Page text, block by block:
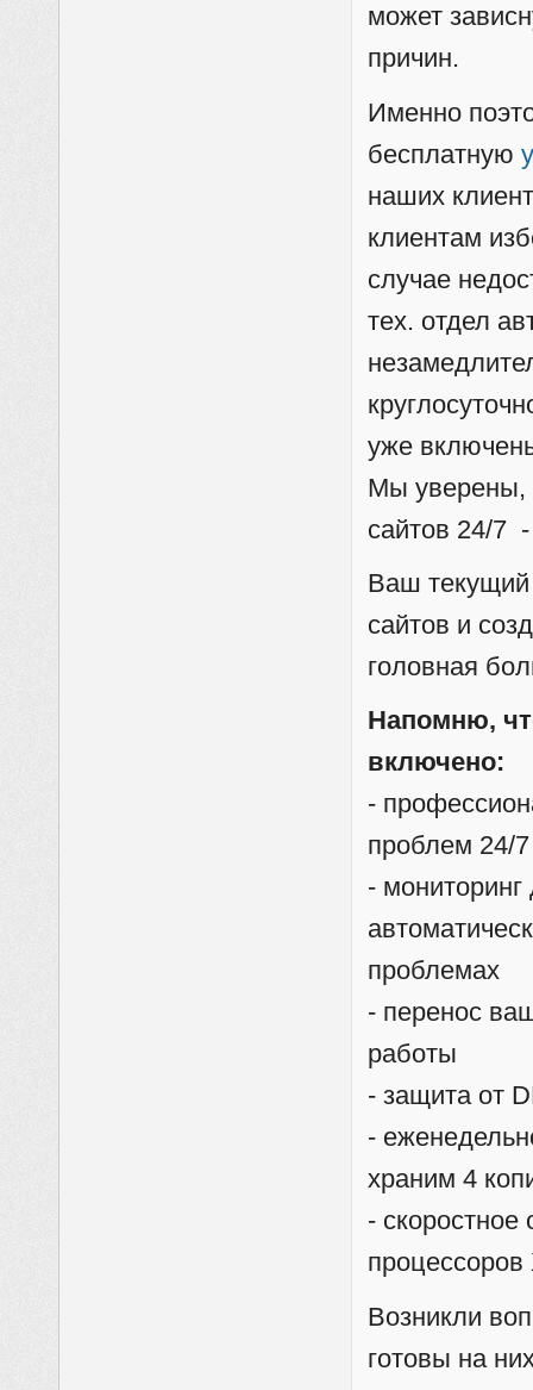
может
причин.
Именно
бесплатную
наших
клиентам
случае
тех. отдел
уже
Мы уверены,
сайтов 24/7
Ваш текущий
сайтов и
головная
Напомню,
включено:
-
проблем 24/7
- мониторинг
проблемах
- перенос
работы
- защита от
-
храним 4
-
Возникли
готовы на